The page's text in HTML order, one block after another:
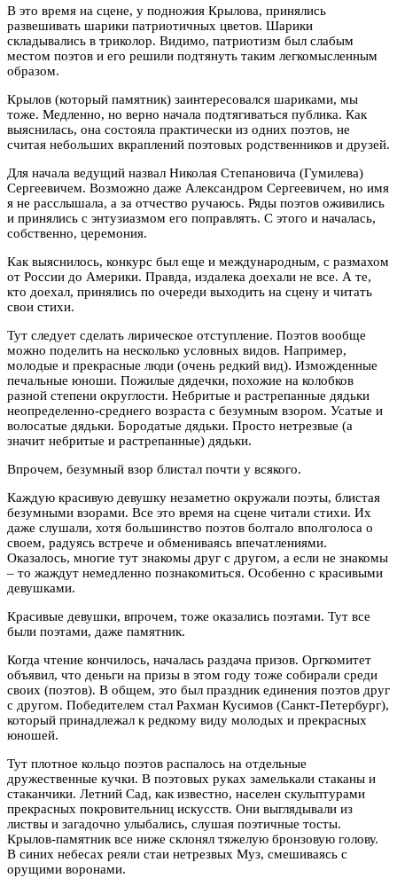
В это время на сцене, у подножия Крылова, принялись
развешивать шарики патриотичных цветов. Шарики
складывались в триколор. Видимо, патриотизм был слабым
местом поэтов и его решили подтянуть таким легкомысленным
образом.
Крылов (который памятник) заинтересовался шариками, мы
тоже. Медленно, но верно начала подтягиваться публика. Как
выяснилась, она состояла практически из одних поэтов, не
считая небольших вкраплений поэтовых родственников и друзей.
Для начала ведущий назвал Николая Степановича (Гумилева)
Сергеевичем. Возможно даже Александром Сергеевичем, но имя
я не расслышала, а за отчество ручаюсь. Ряды поэтов оживились
и принялись с энтузиазмом его поправлять. С этого и началась,
собственно, церемония.
Как выяснилось, конкурс был еще и международным, с размахом
от России до Америки. Правда, издалека доехали не все. А те,
кто доехал, принялись по очереди выходить на сцену и читать
свои стихи.
Тут следует сделать лирическое отступление. Поэтов вообще
можно поделить на несколько условных видов. Например,
молодые и прекрасные люди (очень редкий вид). Изможденные
печальные юноши. Пожилые дядечки, похожие на колобков
разной степени округлости. Небритые и растрепанные дядьки
неопределенно-среднего возраста с безумным взором. Усатые и
волосатые дядьки. Бородатые дядьки. Просто нетрезвые (а
значит небритые и растрепанные) дядьки.
Впрочем, безумный взор блистал почти у всякого.
Каждую красивую девушку незаметно окружали поэты, блистая
безумными взорами. Все это время на сцене читали стихи. Их
даже слушали, хотя большинство поэтов болтало вполголоса о
своем, радуясь встрече и обмениваясь впечатлениями.
Оказалось, многие тут знакомы друг с другом, а если не знакомы
– то жаждут немедленно познакомиться. Особенно с красивыми
девушками.
Красивые девушки, впрочем, тоже оказались поэтами. Тут все
были поэтами, даже памятник.
Когда чтение кончилось, началась раздача призов. Оргкомитет
объявил, что деньги на призы в этом году тоже собирали среди
своих (поэтов). В общем, это был праздник единения поэтов друг
с другом. Победителем стал Рахман Кусимов (Санкт-Петербург),
который принадлежал к редкому виду молодых и прекрасных
юношей.
Тут плотное кольцо поэтов распалось на отдельные
дружественные кучки. В поэтовых руках замелькали стаканы и
стаканчики. Летний Сад, как известно, населен скульптурами
прекрасных покровительниц искусств. Они выглядывали из
листвы и загадочно улыбались, слушая поэтичные тосты.
Крылов-памятник все ниже склонял тяжелую бронзовую голову.
В синих небесах реяли стаи нетрезвых Муз, смешиваясь с
орущими воронами.